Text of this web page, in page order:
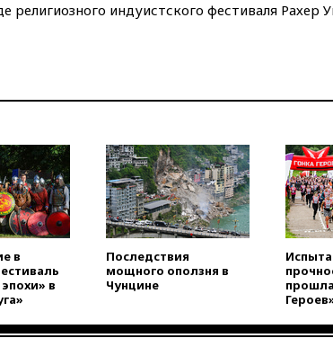
индуистского фестиваля Рахер
в
в
Последствия
мощного оползня в
Чунцине